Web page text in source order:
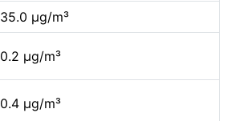
35.0 µg/m³
0.2 µg/m³
0.4 µg/m³